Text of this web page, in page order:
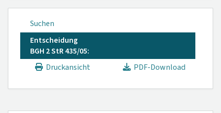
Suchen
Entscheidung
BGH 2 StR 435/05:
Druckansicht
PDF-Download